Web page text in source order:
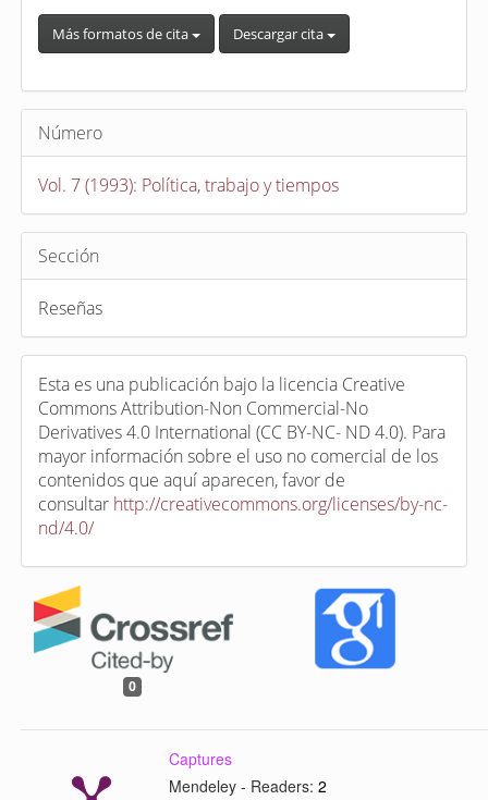
Más formatos de cita Descargar cita
Número
Vol. 7 (1993): Política, trabajo y tiempos
Sección
Reseñas
Esta es una publicación bajo la licencia Creative
Commons Attribution-Non Commercial-No
Derivatives 4.0 International (CC BY-NC- ND 4.0). Para
mayor información sobre el uso no comercial de los
contenidos que aquí aparecen, favor de
consultar http://creativecommons.org/licenses/by-nc-
nd/4.0/
0
Captures
Mendeley - Readers:2